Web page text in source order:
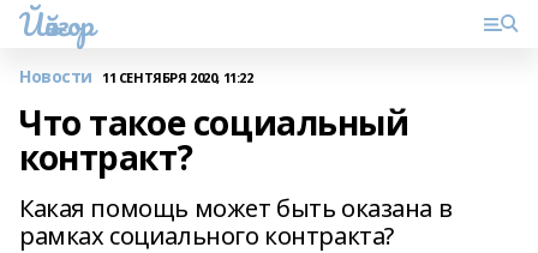
Йәйғор
Новости 11 СЕНТЯБРЯ 2020, 11:22
Что такое социальный
контракт?
Какая помощь может быть оказана в
рамках социального контракта?